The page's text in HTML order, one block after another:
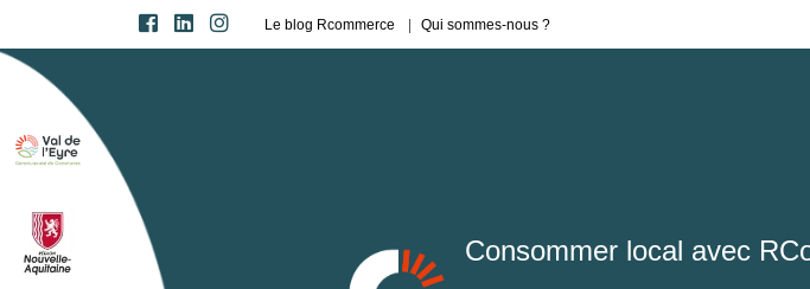
Le blog Rcommerce Qui sommes-nous ?
Consommer local avec